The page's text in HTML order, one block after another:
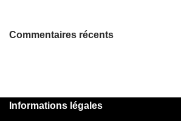
Commentaires récents
Informations légales